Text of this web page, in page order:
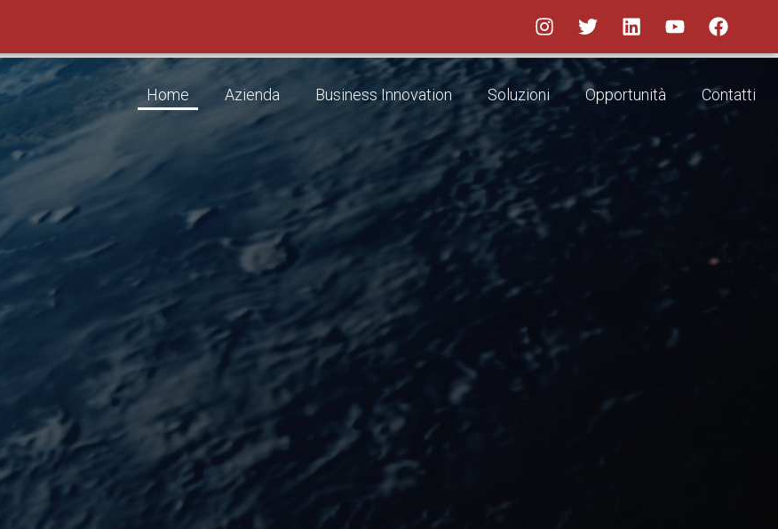
Home Azienda Business Innovation Soluzioni Opportunità Contatti